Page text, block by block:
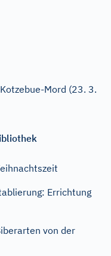
Mord (23. 3.
Errichtung
von der